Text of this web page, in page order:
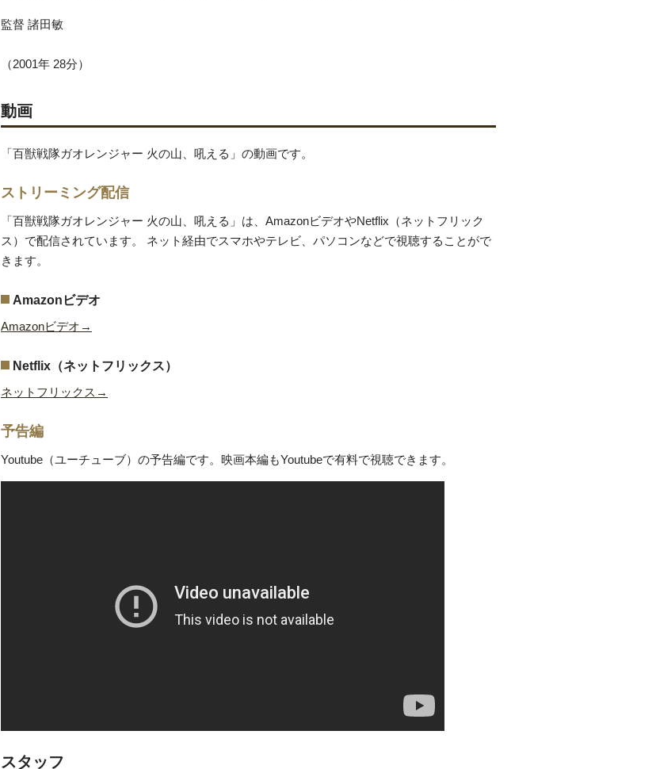
監督 諸田敏
（2001年 28分）
動画
「百獣戦隊ガオレンジャー 火の山、吼える」の動画です。
ストリーミング配信
「百獣戦隊ガオレンジャー 火の山、吼える」は、AmazonビデオやNetflix（ネットフリック
ス）で配信されています。 ネット経由でスマホやテレビ、パソコンなどで視聴することがで
きます。
Amazonビデオ
Amazonビデオ→
Netflix（ネットフリックス）
ネットフリックス→
予告編
Youtube（ユーチューブ）の予告編です。映画本編もYoutubeで有料で視聴できます。
スタッフ